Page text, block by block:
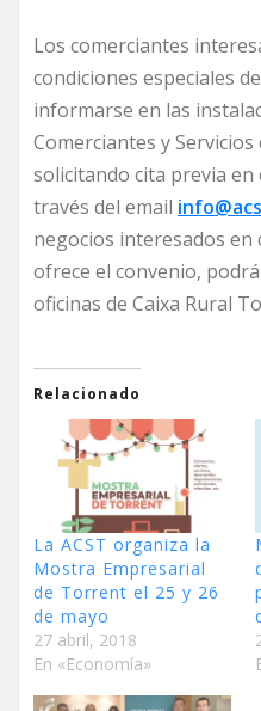
Los comerciantes
condiciones especiales
informarse en las
Comerciantes y
solicitando cita previa en
través del email
negocios interesados en
ofrece el convenio,
oficinas de Caixa Rural
Relacionado
La ACST organiza la
Mostra Empresarial
de Torrent el 25 y 26
de mayo
27 abril, 2018
En «Economía»